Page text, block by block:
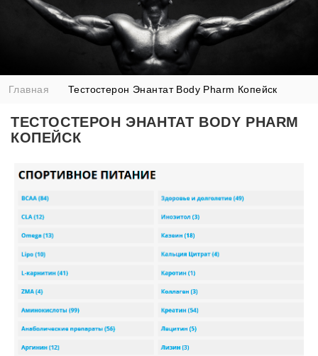
Главная Тестостерон Энантат Body Pharm Копейск
ТЕСТОСТЕРОН ЭНАНТАТ BODY PHARM
КОПЕЙСК